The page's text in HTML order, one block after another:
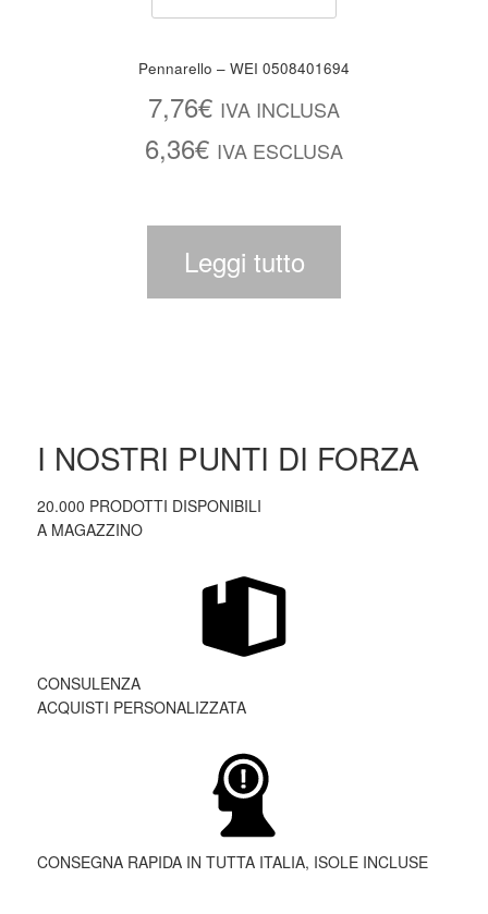
Pennarello – WEI 0508401694
7,76€ IVA INCLUSA
6,36€ IVA ESCLUSA
Leggi tutto
I NOSTRI PUNTI DI FORZA
20.000 PRODOTTI DISPONIBILI
A MAGAZZINO
CONSULENZA
ACQUISTI PERSONALIZZATA
CONSEGNA RAPIDA IN TUTTA ITALIA, ISOLE INCLUSE